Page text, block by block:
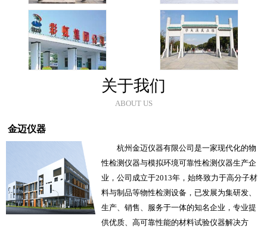
关于我们
ABOUT US
金迈仪器
杭州金迈仪器有限公司是一家现代化的物
性检测仪器与模拟环境可靠性检测仪器生产企
业，公司成立于2013年，始终致力于高分子材
料与制品等物性检测设备，已发展为集研发、
生产、销售、服务于一体的知名企业，专业提
供优质、高可靠性能的材料试验仪器解决方